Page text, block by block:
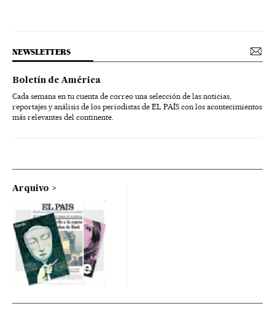
NEWSLETTERS
Boletín de América
Cada semana en tu cuenta de correo una selección de las noticias,
reportajes y análisis de los periodistas de EL PAÍS con los acontecimientos
más relevantes del continente.
Arquivo